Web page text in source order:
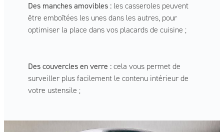
Des manches amovibles : les casseroles peuvent
être emboîtées les unes dans les autres, pour
optimiser la place dans vos placards de cuisine ;
Des couvercles en verre : cela vous permet de
surveiller plus facilement le contenu intérieur de
votre ustensile ;